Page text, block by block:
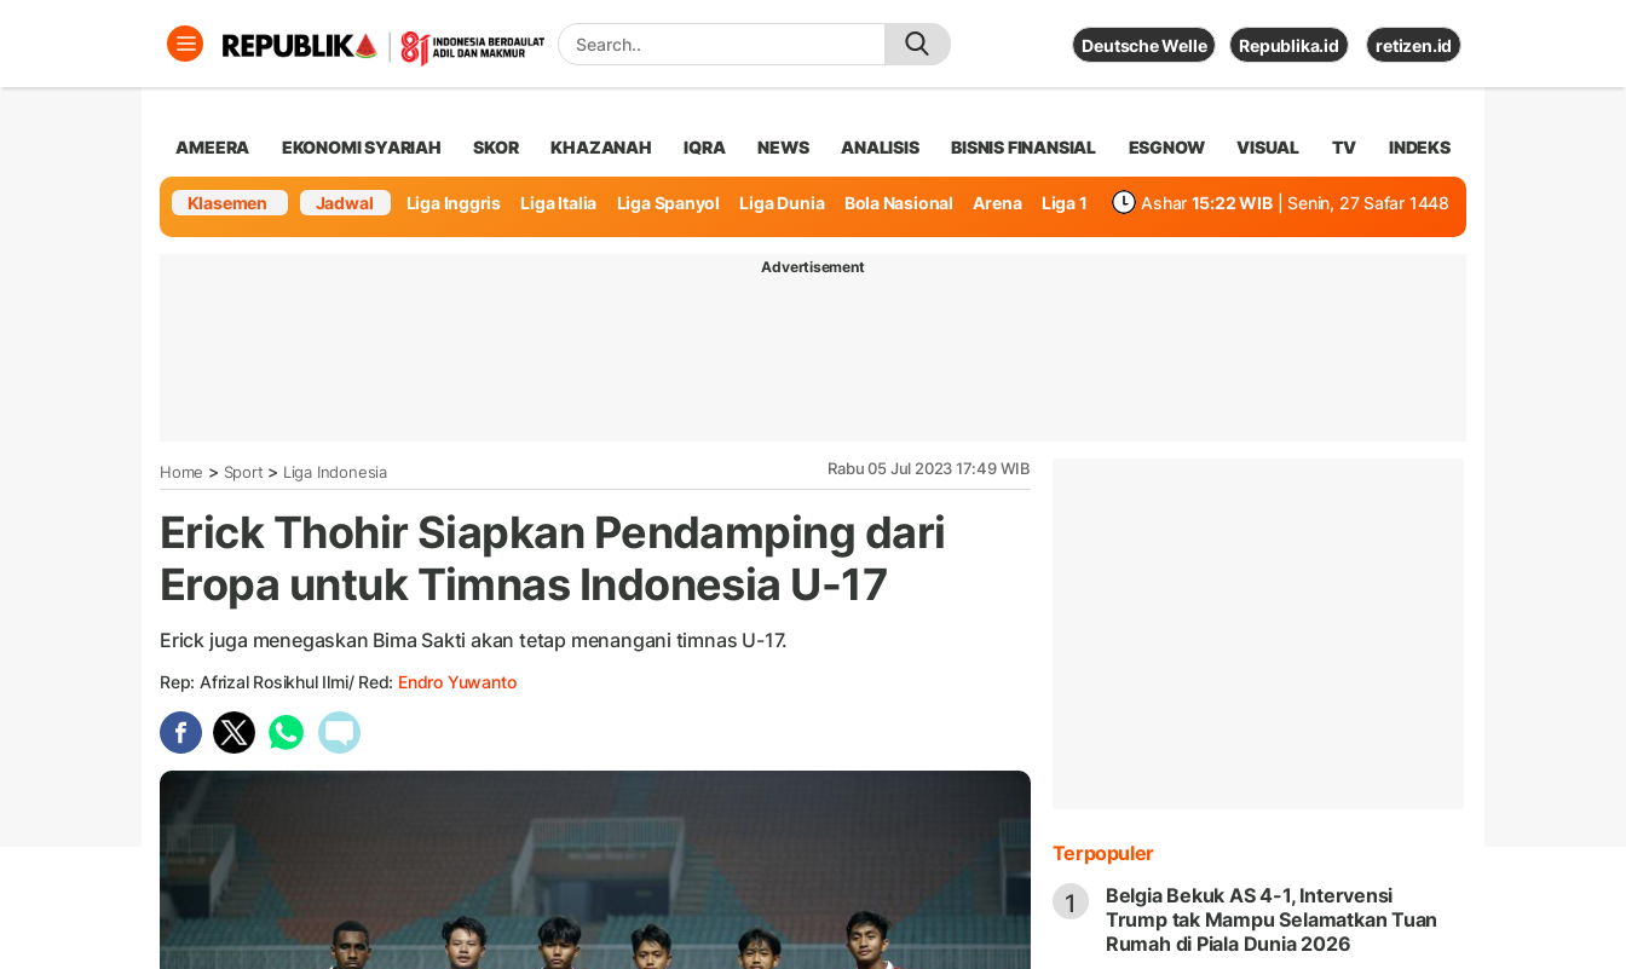
Deutsche Welle Republika.id retizen.id
AMEERA EKONOMI SYARIAH SKOR KHAZANAH IQRA NEWS ANALISIS BISNIS FINANSIAL ESGNOW VISUAL TV INDEKS
Klasemen Jadwal Liga Inggris Liga Italia Liga Spanyol Liga Dunia Bola Nasional Arena Liga 1 Ashar 15:22 WIB | Senin, 27 Safar 1448
Advertisement
Home > Sport > Liga Indonesia Rabu 05 Jul 2023 17:49 WIB
Erick Thohir Siapkan Pendamping dari
Eropa untuk Timnas Indonesia U-17
Erick juga menegaskan Bima Sakti akan tetap menangani timnas U-17.
Rep: Afrizal Rosikhul Ilmi/ Red: Endro Yuwanto
Terpopuler
1
Belgia Bekuk AS 4-1, Intervensi
Trump tak Mampu Selamatkan Tuan
Rumah di Piala Dunia 2026